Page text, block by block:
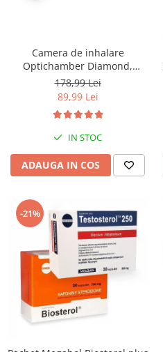
Camera de inhalare
Optichamber Diamond,
Philips Respironics, masca 5
ani - adulti
178,99 Lei
89,99 Lei
IN STOC
ADAUGA IN COS
-21%